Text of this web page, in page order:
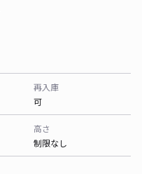
再入庫
可
高さ
制限なし